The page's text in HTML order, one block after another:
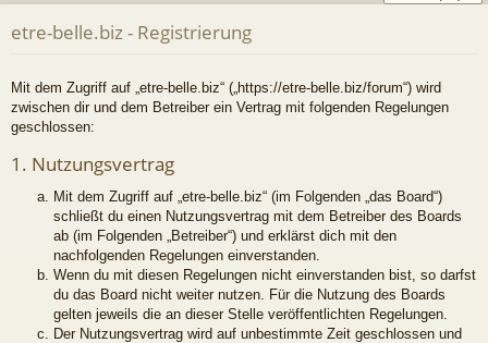
n n
etre-belle.biz - Registrierung
Mit dem Zugriff auf „etre-belle.biz“ („https://etre-belle.biz/forum“) wird
zwischen dir und dem Betreiber ein Vertrag mit folgenden Regelungen
geschlossen:
1. Nutzungsvertrag
Mit dem Zugriff auf „etre-belle.biz“ (im Folgenden „das Board“)
schließt du einen Nutzungsvertrag mit dem Betreiber des Boards
ab (im Folgenden „Betreiber“) und erklärst dich mit den
nachfolgenden Regelungen einverstanden.
Wenn du mit diesen Regelungen nicht einverstanden bist, so darfst
du das Board nicht weiter nutzen. Für die Nutzung des Boards
gelten jeweils die an dieser Stelle veröffentlichten Regelungen.
Der Nutzungsvertrag wird auf unbestimmte Zeit geschlossen und